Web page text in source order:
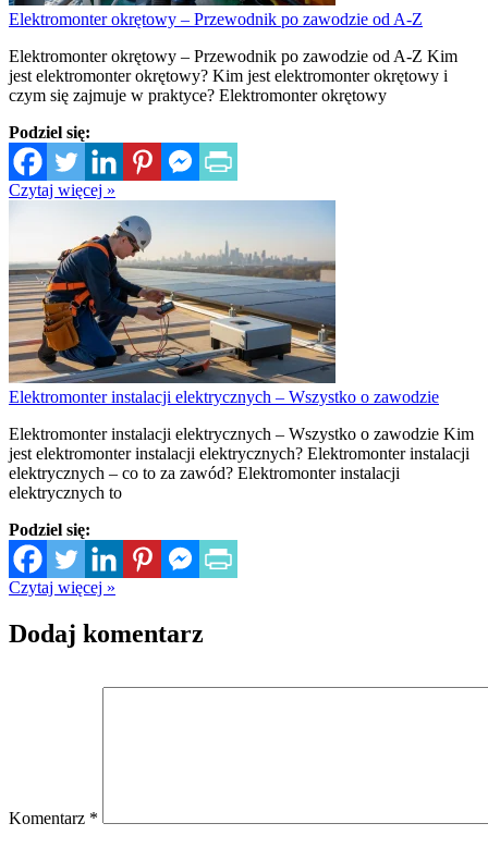
Elektromonter okrętowy – Przewodnik po zawodzie od A-Z
Elektromonter okrętowy – Przewodnik po zawodzie od A-Z Kim
jest elektromonter okrętowy? Kim jest elektromonter okrętowy i
czym się zajmuje w praktyce? Elektromonter okrętowy
Podziel się:
Czytaj więcej »
Elektromonter instalacji elektrycznych – Wszystko o zawodzie
Elektromonter instalacji elektrycznych – Wszystko o zawodzie Kim
jest elektromonter instalacji elektrycznych? Elektromonter instalacji
elektrycznych – co to za zawód? Elektromonter instalacji
elektrycznych to
Podziel się:
Czytaj więcej »
Dodaj komentarz
Komentarz *